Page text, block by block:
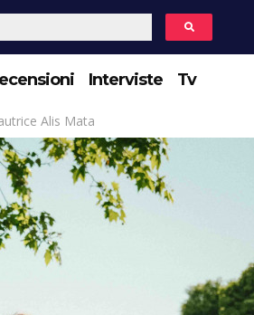
Interviste Tv
Alis Mata